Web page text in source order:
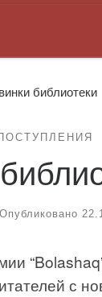
библиотеки
Опубликовано
с